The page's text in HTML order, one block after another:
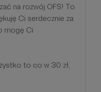
na rozwój OFS! To
Ci serdecznie za
mogę Ci
to co w 30 zł,